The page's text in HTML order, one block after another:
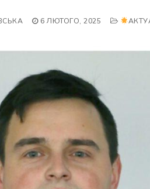
6 ЛЮТОГО, 2025